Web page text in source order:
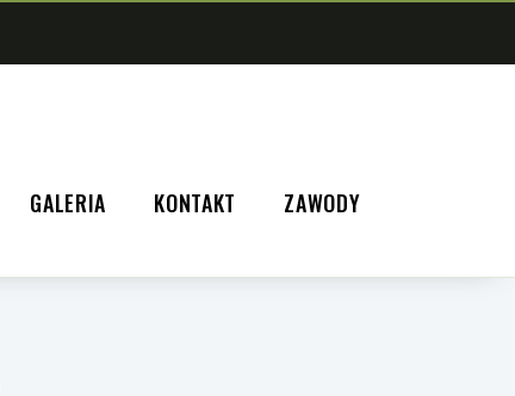
GALERIA KONTAKT ZAWODY